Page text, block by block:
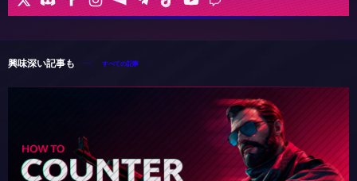
興味深い記事も すべての記事